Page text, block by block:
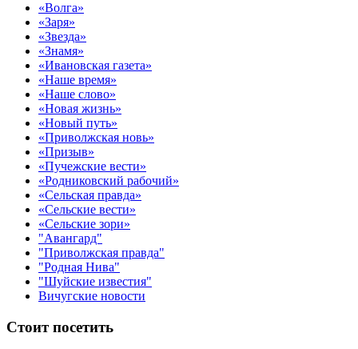
«Волга»
«Заря»
«Звезда»
«Знамя»
«Ивановская газета»
«Наше время»
«Наше слово»
«Новая жизнь»
«Новый путь»
«Приволжская новь»
«Призыв»
«Пучежские вести»
«Родниковский рабочий»
«Сельская правда»
«Сельские вести»
«Сельские зори»
"Авангард"
"Приволжская правда"
"Родная Нива"
"Шуйские известия"
Вичугские новости
Стоит посетить